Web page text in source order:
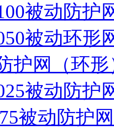
被动防护
被动环形
护网（环形
被动防护
被动防护